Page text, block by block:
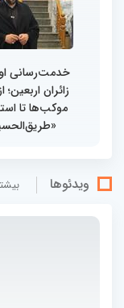
خدمت‌رسانی
زائران اربعین؛
موکب‌ها تا
ویدئوها